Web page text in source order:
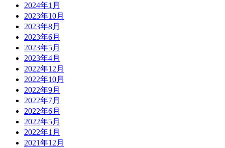
2024年1月
2023年10月
2023年8月
2023年6月
2023年5月
2023年4月
2022年12月
2022年10月
2022年9月
2022年7月
2022年6月
2022年5月
2022年1月
2021年12月